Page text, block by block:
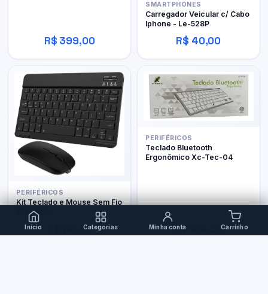
Início Categorias Minha conta Carrinho
R$ 399,00
SMARTPHONES
Carregador Veicular c/ Cabo
Iphone - Le-528P
R$ 40,00
PERIFÉRICOS
Kit Teclado e Mouse Sem Fio
Bluetooth
R$ 119,90
PERIFÉRICOS
Teclado Bluetooth
Ergonômico Xc-Tec-04
R$ 105,90